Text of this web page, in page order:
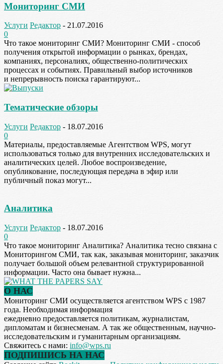
Мониторинг СМИ
Услуги Редактор - 21.07.2016
0
Что такое мониторинг СМИ? Мониторинг СМИ - способ
получения открытой информации о рынках, брендах,
компаниях, персоналиях, общественно-политических
процессах и событиях. Правильный выбор источников
и непрерывность поиска гарантируют...
Тематические обзоры
Услуги Редактор - 18.07.2016
0
Материалы, предоставляемые Агентством WPS, могут
использоваться только для внутренних исследовательских и
аналитических целей. Любое воспроизведение,
опубликование, последующая передача в эфир или
публичный показ могут...
Аналитика
Услуги Редактор - 18.07.2016
0
Что такое мониторинг Аналитика? Аналитика тесно связана с
Мониторингом СМИ, так как, заказывая мониторинг, заказчик
получает большой объем релевантной структурированной
информации. Часто она бывает нужна...
О НАС
Мониторинг СМИ осуществляется агентством WPS с 1987
года. Необходимая информация
ежедневно предоставляется политикам, журналистам,
дипломатам и бизнесменам. А так же общественным, научно-
исследовательским и гуманитарным организациям.
Свяжитесь с нами: info@wps.ru
ПОДПИШИСЬ НА НАС